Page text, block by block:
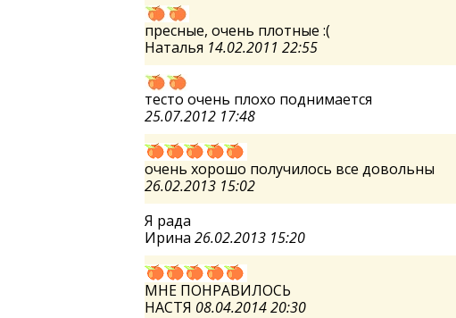
пресные, очень плотные :(
Наталья 14.02.2011 22:55
тесто очень плохо поднимается
25.07.2012 17:48
очень хорошо получилось все довольны
26.02.2013 15:02
Я рада
Ирина 26.02.2013 15:20
МНЕ ПОНРАВИЛОСЬ
НАСТЯ 08.04.2014 20:30